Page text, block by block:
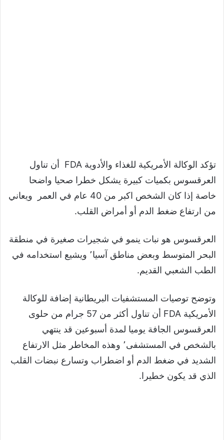
تؤكد الوكالة الأمريكية للغذاء والأدوية FDA أن تناول
العرقسوس بكميات كبيرة يشكل خطرا صحيا واضحا
خاصة إذا كان الشخص اكبر من 40 عام في العمر ويعاني
من ارتفاع ضغط الدم أو أمراض القلب.
العرقسوس هو نبات ينمو في شجيرات صغيرة في منطقة
البحر المتوسط وبعض مناطق آسيا٬ ويشيع استخدامه في
الطب الشعبي القديم.
وتوضح توصيات المستشفيات البريطانية إضافة للوكالة
الأمريكية FDA أن تناول أكثر من 57 جرام من حلوى
العرقسوس الجافة يوميا لمدة أسبوعين قد ينتهي
بالشخص في المستشفى٬ وهذه المخاطر مثل الارتفاع
الشديد في ضغط الدم أو اضطراب وتسارع نبضات القلب
الذي قد يكون خطيرا.